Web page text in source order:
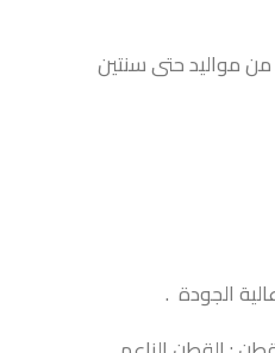
مواليد حتى سنتين
الجودة .